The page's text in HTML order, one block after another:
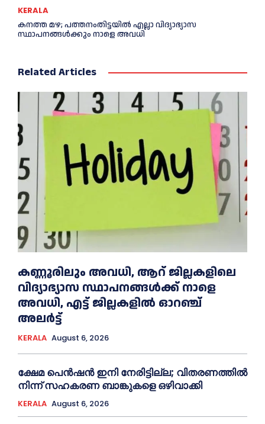
KERALA
കനത്ത മഴ; പത്തനംതിട്ടയില്‍ എല്ലാ വിദ്യാഭ്യാസ
സ്ഥാപനങ്ങള്‍ക്കും നാളെ അവധി
Related Articles
കണ്ണൂരിലും അവധി, ആറ് ജില്ലകളിലെ
വിദ്യാഭ്യാസ സ്ഥാപനങ്ങൾക്ക് നാളെ
അവധി, എട്ട് ജില്ലകളിൽ ഓറഞ്ച്
അലർട്ട്
KERALA August 6, 2026
ക്ഷേമ പെൻഷൻ ഇനി നേരിട്ടില്ല; വിതരണത്തിൽ
നിന്ന് സഹകരണ ബാങ്കുകളെ ഒഴിവാക്കി
KERALA August 6, 2026